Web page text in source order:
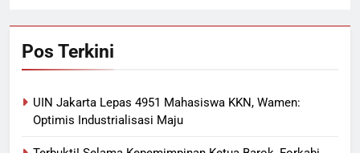
Pos Terkini
UIN Jakarta Lepas 4951 Mahasiswa KKN, Wamen:
Optimis Industrialisasi Maju